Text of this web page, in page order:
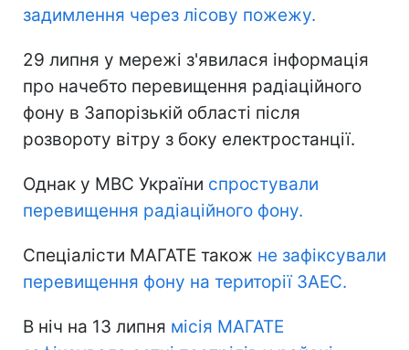
задимлення через лісову пожежу.
29 липня у мережі з'явилася інформація
про начебто перевищення радіаційного
фону в Запорізькій області після
розвороту вітру з боку електростанції.
Однак у МВС України спростували
перевищення радіаційного фону.
Спеціалісти МАГАТЕ також не зафіксували
перевищення фону на території ЗАЕС.
В ніч на 13 липня місія МАГАТЕ